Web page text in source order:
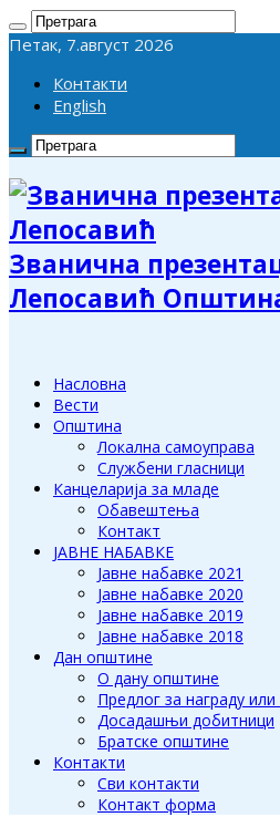
Петак, 7.август 2026
Контакти
English
Званична
Лепосавић
Насловна
Вести
Општина
Локална самоуправа
Службени гласници
Канцеларија за младе
Обавештења
Контакт
ЈАВНЕ НАБАВКЕ
Јавне набавке 2021
Јавне набавке 2020
Јавне набавке 2019
Јавне набавке 2018
Дан општине
О дану општине
Предлог за награду
Досадашњи добитници
Братске општине
Контакти
Сви контакти
Контакт форма